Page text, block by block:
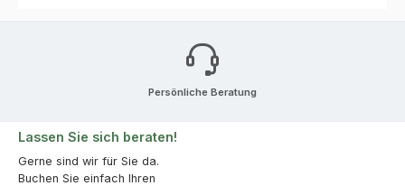
Persönliche Beratung
Lassen Sie sich beraten!
Gerne sind wir für Sie da.
Buchen Sie einfach Ihren